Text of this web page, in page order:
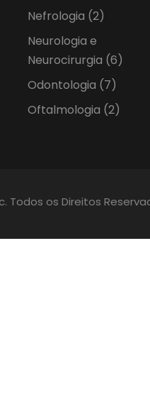
Nefrologia (2)
Neurologia e
Neurocirurgia (6)
Odontologia (7)
Oftalmologia (2)
Todos os Direitos